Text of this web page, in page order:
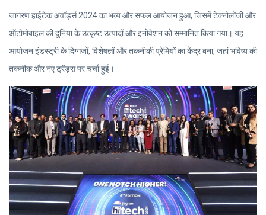
जागरण हाईटेक अवॉर्ड्स 2024 का भव्य और सफल आयोजन हुआ, जिसमें टेक्नोलॉजी और
ऑटोमोबाइल की दुनिया के उत्कृष्ट उत्पादों और इनोवेशन को सम्मानित किया गया। यह
आयोजन इंडस्ट्री के दिग्गजों, विशेषज्ञों और तकनीकी प्रेमियों का केंद्र बना, जहां भविष्य की
तकनीक और नए ट्रेंड्स पर चर्चा हुई।